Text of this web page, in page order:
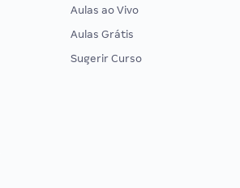
Aulas ao Vivo
Aulas Grátis
Sugerir Curso